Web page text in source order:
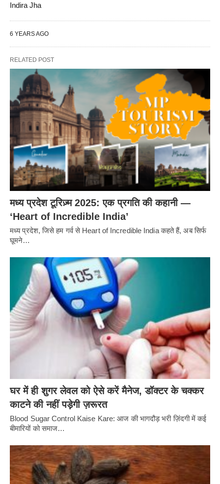
Indira Jha
6 YEARS AGO
RELATED POST
मध्य प्रदेश टूरिज़्म 2025: एक प्रगति की कहानी —
‘Heart of Incredible India’
मध्य प्रदेश, जिसे हम गर्व से Heart of Incredible India कहते हैं, अब सिर्फ
घूमने…
घर में ही शुगर लेवल को ऐसे करें मैनेज, डॉक्टर के चक्कर
काटने की नहीं पड़ेगी ज़रूरत
Blood Sugar Control Kaise Kare: आज की भागदौड़ भरी ज़िंदगी में कई
बीमारियों को समाज…